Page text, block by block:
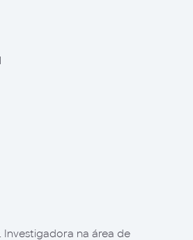
Investigadora na área de